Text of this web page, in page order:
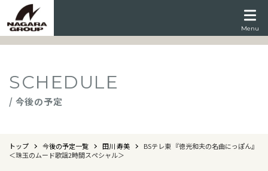
Menu
SCHEDULE
/ 今後の予定
トップ 今後の予定一覧 田川 寿美
BSテレ東 『徳光和夫の名曲にっぽん』
＜珠玉のムード歌謡2時間スペシャル＞